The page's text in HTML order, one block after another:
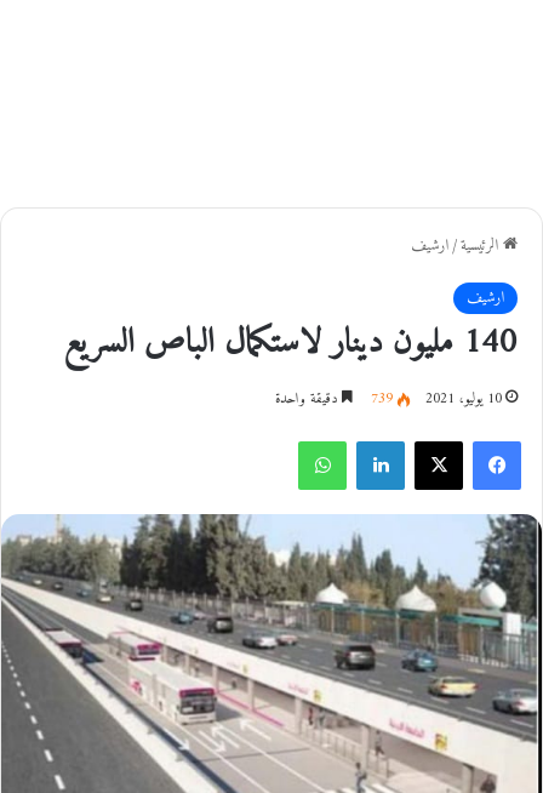
الرئيسية/ارشيف
ارشيف
140 مليون دينار لاستكمال الباص السريع
10 يوليو، 2021 739 دقيقة واحدة
فيسبوك